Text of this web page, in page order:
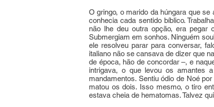
O gringo, o marido da húngara que
conhecia cada sentido bíblico.
não lhe deu outra opção, era pegar
Submergiam em sonhos. Ninguém
ele resolveu parar para conversar,
italiano não se cansava de dizer que
de época, hão de concordar –, e
intrigava, o que levou os amantes
mandamentos. Sentiu ódio de Noé
matou os dois. Isso mesmo, o tiro
estava cheia de hematomas. Talvez